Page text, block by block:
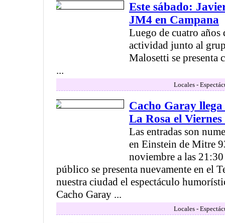
Este sábado:
JM4 en Campana
Luego de cuatro
actividad junto al
Malosetti se presenta
...
Locales -
Cacho Garay
La Rosa el
Las entradas son
en Einstein de Mitre
noviembre a las
público se presenta nuevamente en el
nuestra ciudad el espectáculo
Cacho Garay ...
Locales -